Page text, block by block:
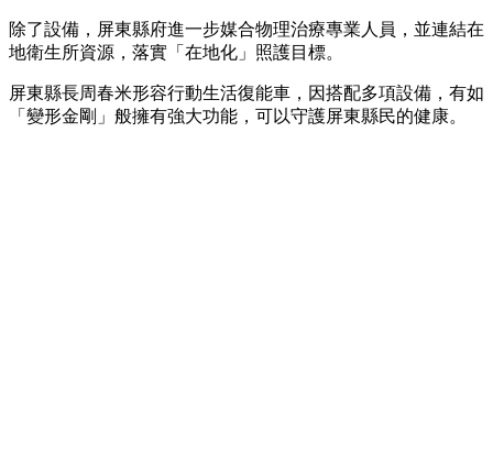
除了設備，屏東縣府進一步媒合物理治療專業人員，並連結在
地衛生所資源，落實「在地化」照護目標。
屏東縣長周春米形容行動生活復能車，因搭配多項設備，有如
「變形金剛」般擁有強大功能，可以守護屏東縣民的健康。